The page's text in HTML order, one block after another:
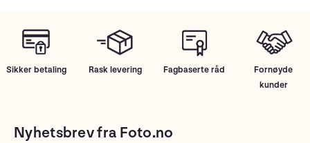
Sikker betaling Rask levering Fagbaserte råd
Fornøyde
kunder
Nyhetsbrev fra Foto.no